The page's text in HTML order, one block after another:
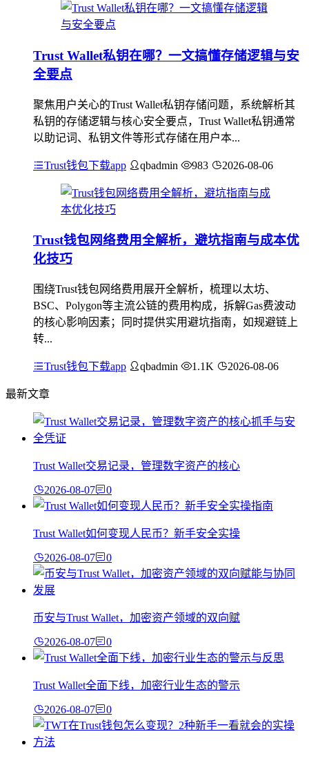
Trust Wallet私钥在哪？一文搞懂存储逻辑与安
全要点
聚焦用户关心的Trust Wallet私钥存储问题，系统解析其
私钥的存储逻辑与核心安全要点，Trust Wallet私钥通常
以助记词、私钥文件等形式存储在用户本...
Trust钱包下载app qbadmin 983 2026-08-06
Trust钱包网络费用全解析，避坑指南与成本优
化技巧
围绕Trust钱包网络费用展开全解析，梳理以太坊、
BSC、Polygon等主流公链的费用构成，拆解Gas费波动
的核心影响因素；同时提供实用避坑指南，如规避链上
转...
Trust钱包下载app qbadmin 1.1K 2026-08-06
最新文章
Trust Wallet交易记录，管理数字资产的核心
2026-08-07 0
Trust Wallet如何变现人民币？新手安全实操
2026-08-07 0
币安与Trust Wallet，加密资产领域的双向赋
2026-08-07 0
Trust Wallet全面下线，加密行业生态的警示
2026-08-07 0